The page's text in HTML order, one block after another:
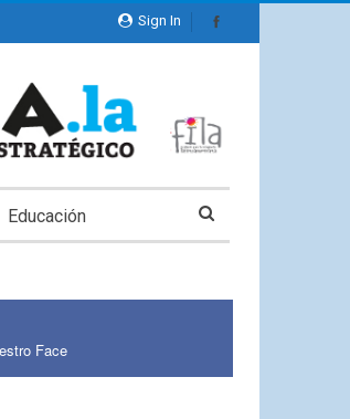
Sign In
Educación
Face